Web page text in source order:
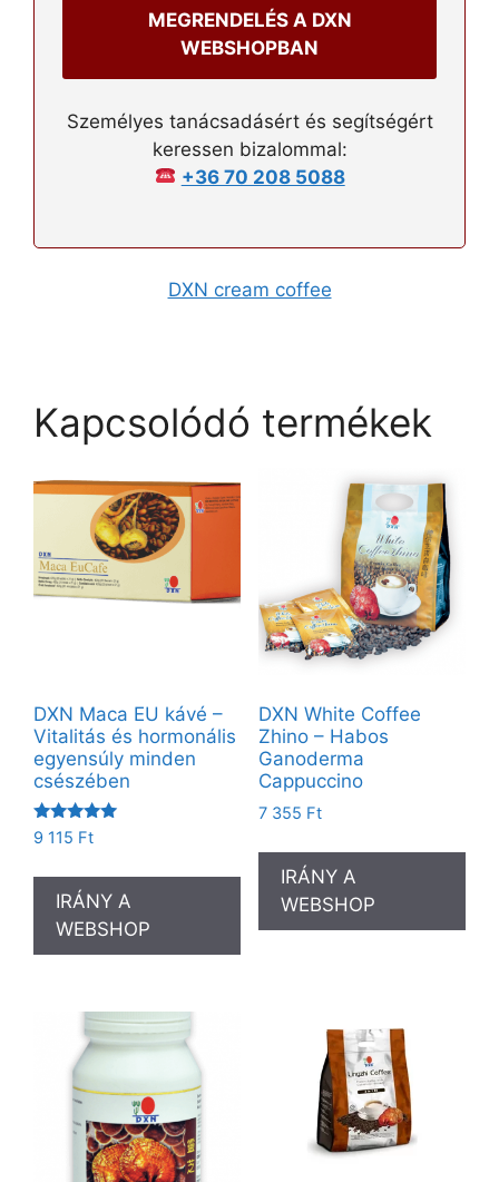
MEGRENDELÉS A DXN
WEBSHOPBAN
Személyes tanácsadásért és segítségért
keressen bizalommal:
+36 70 208 5088
DXN cream coffee
Kapcsolódó termékek
DXN Maca EU kávé –
Vitalitás és hormonális
egyensúly minden
csészében
Értékelés:
9 115 Ft
IRÁNY A
WEBSHOP
DXN White Coffee
Zhino – Habos
Ganoderma
Cappuccino
7 355 Ft
IRÁNY A
WEBSHOP